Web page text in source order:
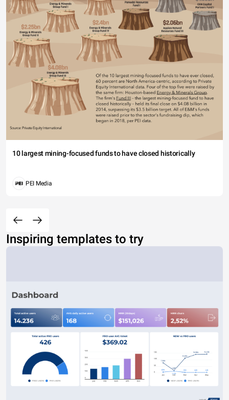
10 largest mining-focused funds to have closed historically
PEI Media
Inspiring templates to try